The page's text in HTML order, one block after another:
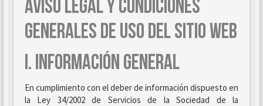
AVISO LEGAL Y CONDICIONES
GENERALES DE USO DEL SITIO WEB
I. INFORMACIÓN GENERAL
En cumplimiento con el deber de información dispuesto en
la Ley 34/2002 de Servicios de la Sociedad de la